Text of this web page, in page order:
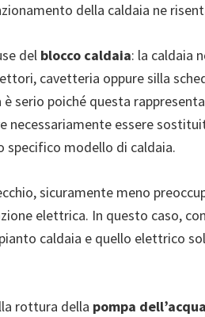
della caldaia ne
del blocco caldaia: la caldaia
cavetteria oppure silla
serio poiché questa
necessariamente essere
specifico modello di caldaia.
sicuramente meno
elettrica. In questo caso,
caldaia e quello elettrico
rottura della pompa dell’acqua